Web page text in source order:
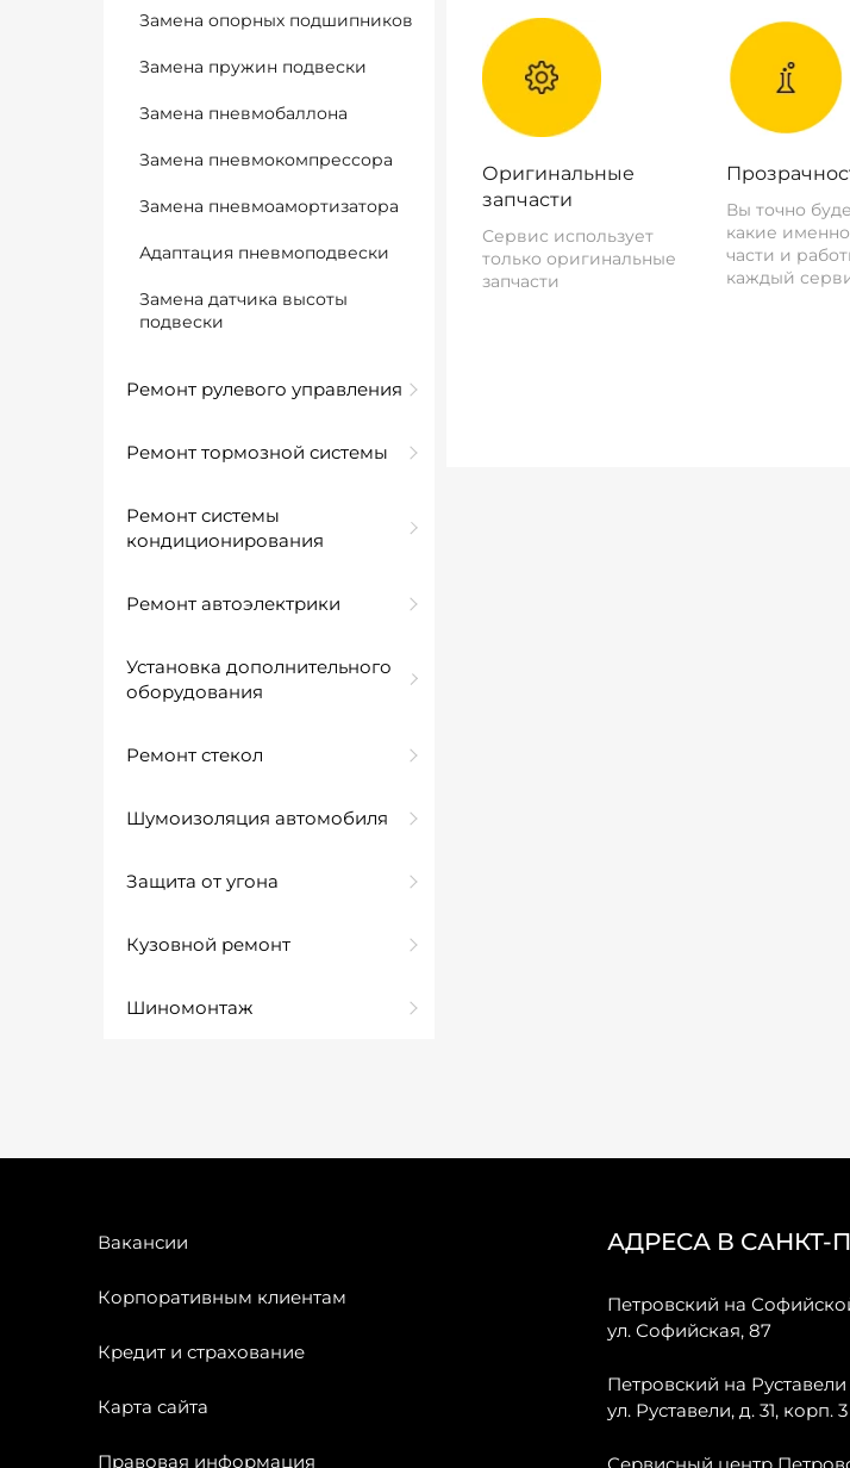
Замена опорных подшипников
Замена пружин подвески
Замена пневмобаллона
Замена пневмокомпрессора
Замена пневмоамортизатора
Адаптация пневмоподвески
Замена датчика высоты
подвески
Ремонт рулевого управления
Ремонт тормозной системы
Ремонт системы
кондиционирования
Ремонт автоэлектрики
Установка дополнительного
оборудования
Ремонт стекол
Шумоизоляция автомобиля
Защита от угона
Кузовной ремонт
Шиномонтаж
Оригинальные
запчасти
Сервис использует
только оригинальные
запчасти
Вы точно
какие
части и
каждый
Вакансии
Корпоративным клиентам
Кредит и страхование
Карта сайта
Правовая информация
АДРЕСА В САНКТ-
Петровский на
ул. Софийская, 87
Петровский на Руставели
ул. Руставели, д. 31, корп. 3